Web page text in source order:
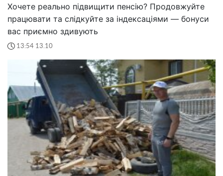
Хочете реально підвищити пенсію? Продовжуйте
працювати та слідкуйте за індексаціями — бонуси
вас приємно здивують
13:54 13.10